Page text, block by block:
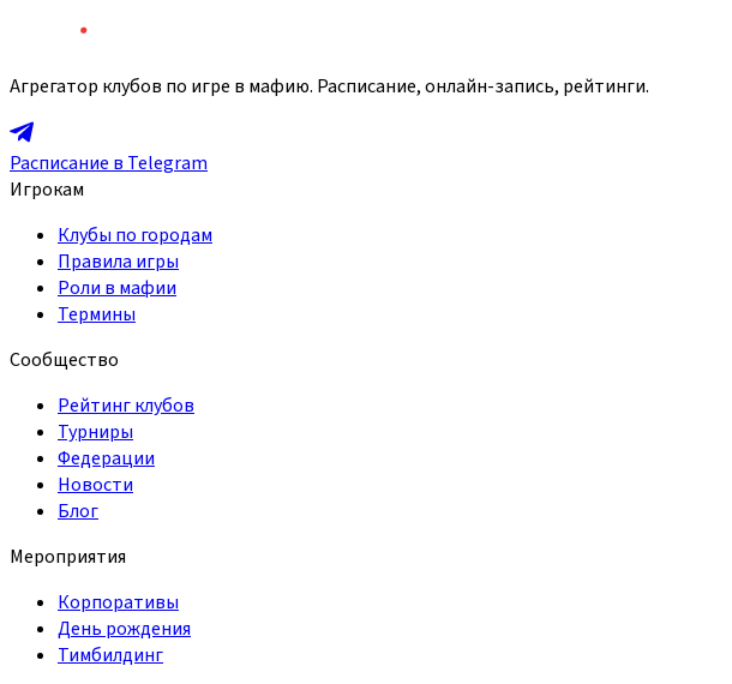
Агрегатор клубов по игре в мафию. Расписание, онлайн-запись, рейтинги.
Расписание в Telegram
Игрокам
Клубы по городам
Правила игры
Роли в мафии
Термины
Сообщество
Рейтинг клубов
Турниры
Федерации
Новости
Блог
Мероприятия
Корпоративы
День рождения
Тимбилдинг